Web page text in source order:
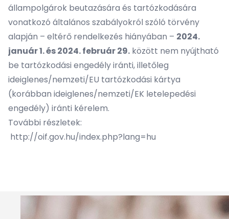
állampolgárok beutazására és tartózkodására
vonatkozó általános szabályokról szóló törvény
alapján – eltérő rendelkezés hiányában – 2024.
január 1. és 2024. február 29. között nem nyújtható
be tartózkodási engedély iránti, illetőleg
ideiglenes/nemzeti/EU tartózkodási kártya
(korábban ideiglenes/nemzeti/EK letelepedési
engedély) iránti kérelem.
További részletek:
http://oif.gov.hu/index.php?lang=hu